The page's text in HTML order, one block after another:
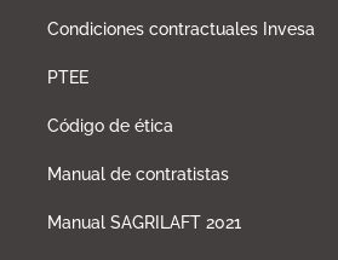
Condiciones contractuales Invesa
PTEE
Código de ética
Manual de contratistas
Manual SAGRILAFT 2021